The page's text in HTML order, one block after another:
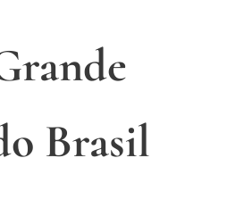
Brasil